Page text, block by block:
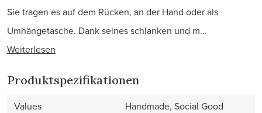
Sie tragen es auf dem Rücken, an der Hand oder als
Umhängetasche. Dank seines schlanken und m…
Weiterlesen
Produktspezifikationen
Values
Handmade, Social Good